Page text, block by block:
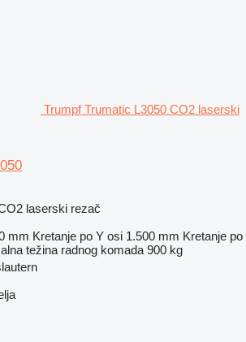
Trumpf Trumatic L3050 CO2 laserski
laserski rezač
mm Kretanje po Y osi 1.500 mm Kretanje po
težina radnog komada 900 kg